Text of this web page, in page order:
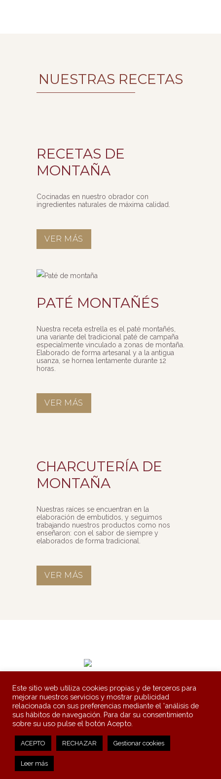
NUESTRAS RECETAS
RECETAS DE
MONTAÑA
Cocinadas en nuestro obrador con
ingredientes naturales de máxima calidad.
VER MÁS
PATÉ MONTAÑÉS
Nuestra receta estrella es el paté montañés,
una variante del tradicional paté de campaña
especialmente vinculado a zonas de montaña.
Elaborado de forma artesanal y a la antigua
usanza, se hornea lentamente durante 12
horas.
VER MÁS
CHARCUTERÍA DE
MONTAÑA
Nuestras raíces se encuentran en la
elaboración de embutidos, y seguimos
trabajando nuestros productos como nos
enseñaron: con el sabor de siempre y
elaborados de forma tradicional.
VER MÁS
Tel.: 972881150
carlit@artesaniescarlit.com
Aviso legal
Política de cookies Canal Ético
Subvenciones
©Artesanies Carlit
Este sitio web utiliza cookies propias y de terceros para
mejorar nuestros servicios y mostrar publicidad
relacionada con sus preferencias mediante el 'análisis de
sus hábitos de navegación. Para dar su consentimiento
sobre su uso pulse el botón Acepto.
ACEPTO RECHAZAR Gestionar cookies
Leer más